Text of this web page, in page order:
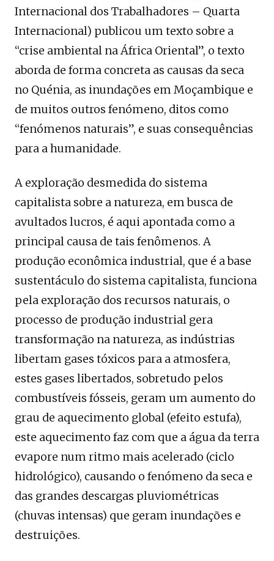
Internacional dos Trabalhadores – Quarta
Internacional) publicou um texto sobre a
“crise ambiental na África Oriental”, o texto
aborda de forma concreta as causas da seca
no Quénia, as inundações em Moçambique e
de muitos outros fenómeno, ditos como
“fenómenos naturais”, e suas consequências
para a humanidade.
A exploração desmedida do sistema
capitalista sobre a natureza, em busca de
avultados lucros, é aqui apontada como a
principal causa de tais fenômenos. A
produção econômica industrial, que é a base
sustentáculo do sistema capitalista, funciona
pela exploração dos recursos naturais, o
processo de produção industrial gera
transformação na natureza, as indústrias
libertam gases tóxicos para a atmosfera,
estes gases libertados, sobretudo pelos
combustíveis fósseis, geram um aumento do
grau de aquecimento global (efeito estufa),
este aquecimento faz com que a água da terra
evapore num ritmo mais acelerado (ciclo
hidrológico), causando o fenómeno da seca e
das grandes descargas pluviométricas
(chuvas intensas) que geram inundações e
destruições.